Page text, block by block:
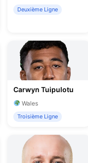
Deuxième Ligne
Carwyn Tuipulotu
Wales
Troisième Ligne